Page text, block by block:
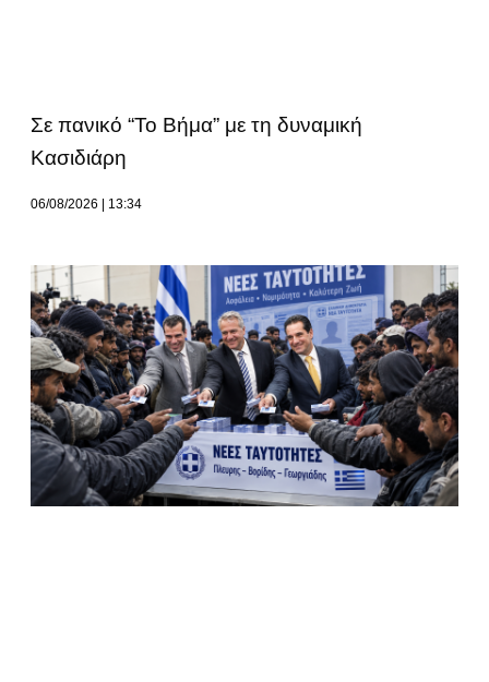
Σε πανικό “Το Βήμα” με τη δυναμική
Κασιδιάρη
06/08/2026 13:34